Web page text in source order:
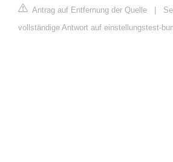
Antrag auf Entfernung der Quelle |
vollständige Antwort auf einstellungstest-